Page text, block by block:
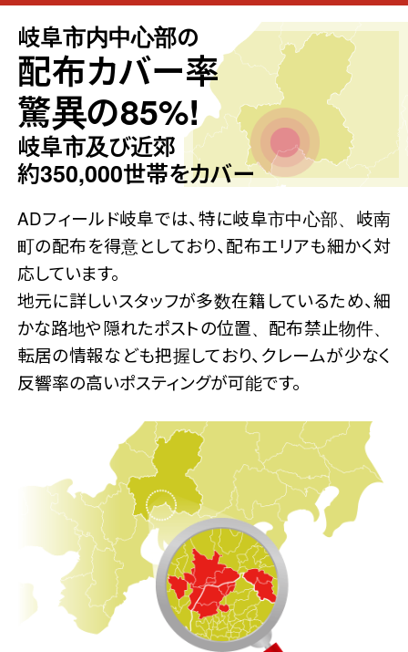
岐阜市内中心部の
配布カバー率
驚異の85%!
岐阜市及び近郊
約350,000世帯をカバー
ADフィールド岐阜では、特に岐阜市中心部、岐南
町の配布を得意としており、配布エリアも細かく対
応しています。
地元に詳しいスタッフが多数在籍しているため、細
かな路地や隠れたポストの位置、配布禁止物件、
転居の情報なども把握しており、クレームが少なく
反響率の高いポスティングが可能です。
岐阜市内
中心部
カバー率
85%!!